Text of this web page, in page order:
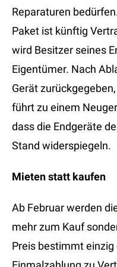
Reparaturen
Paket ist künftig
wird Besitzer seines
Eigentümer. Nach
Gerät
führt zu einem
dass die Endgeräte
Stand widerspiegeln.
Mieten statt kaufen
Ab Februar werden
mehr zum Kauf
Preis bestimmt einzig